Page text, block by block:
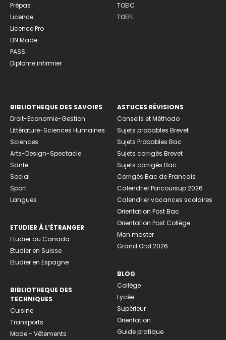
Prépas
Licence
Licence Pro
DN Made
PASS
Diplome infirmier
TOEIC
TOEFL
BIBLIOTHEQUE DES SAVOIRS
Droit-Economie-Gestion
Littérature-Sciences Humaines
Sciences
Arts-Design-Spectacle
Santé
Social
Sport
Langues
ETUDIER À L’ÉTRANGER
Etudier au Canada
Etudier en Suisse
Etudier en Espagne
BIBLIOTHEQUE DES
TECHNIQUES
Cuisine
Transports
Mode - Vêtements
ASTUCES RÉVISIONS
Conseils et Méthodo
Sujets probables Brevet
Sujets Probables Bac
Sujets corrigés Brevet
Sujets corrigés Bac
Corrigés Bac de Français
Calendrier Parcoursup 2026
Calendrier vacances scolaires
Orientation Post Bac
Orientation Post Collège
Mon master
Grand Oral 2026
BLOG
Collège
Lycée
Supérieur
Orientation
Guide pratique